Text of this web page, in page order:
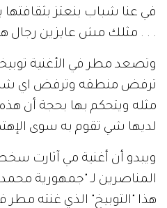
في عنا شباب بنعتز
. . . مثلك مش عايزين رجال
وتصعد مطر في الأغنية
ترفض منطقه وترفض اي
مثله ويتحكم بها بحجة أن
لديها شي تقوم به سوى
ويبدو أن أغنية مي آثارت
المناصرين لـ "جمهورية
هذا "التوبيخ" الذي غنته